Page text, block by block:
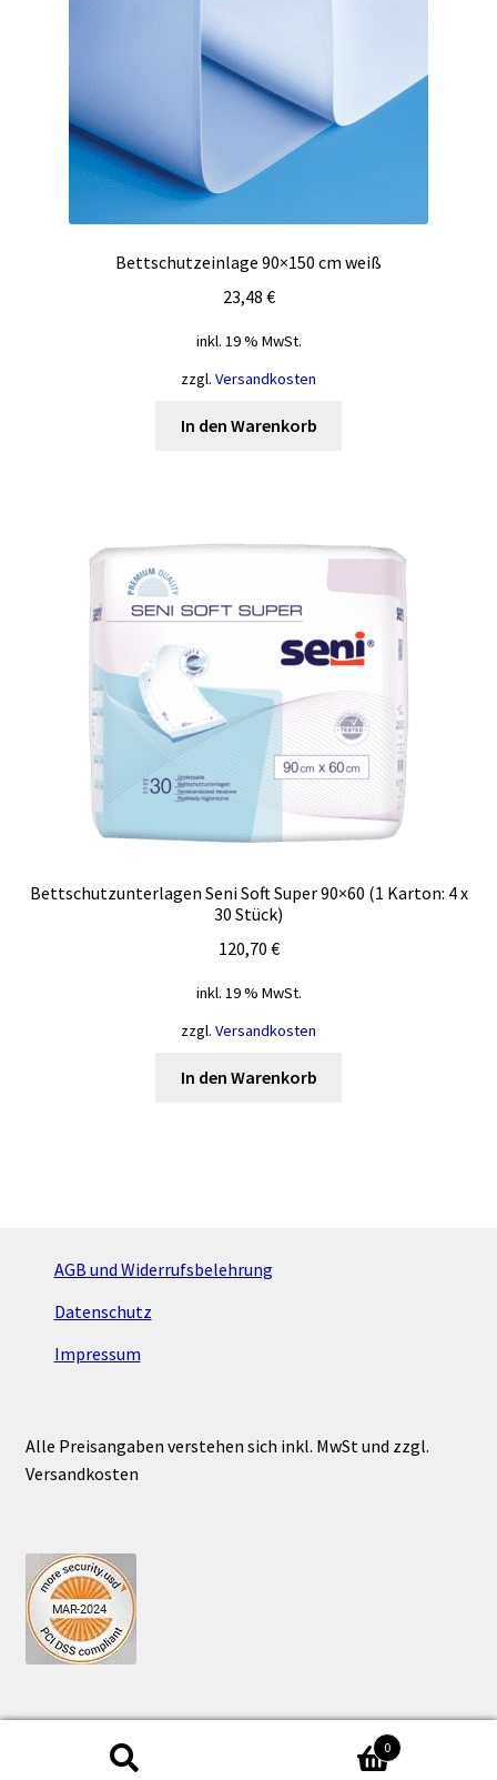
Bettschutzeinlage 90×150 cm weiß
23,48 €
inkl. 19 % MwSt.
zzgl. Versandkosten
In den Warenkorb
Bettschutzunterlagen Seni Soft Super 90×60 (1 Karton: 4 x
30 Stück)
120,70 €
inkl. 19 % MwSt.
zzgl. Versandkosten
In den Warenkorb
AGB und Widerrufsbelehrung
Datenschutz
Impressum
Alle Preisangaben verstehen sich inkl. MwSt und zzgl.
Versandkosten
0